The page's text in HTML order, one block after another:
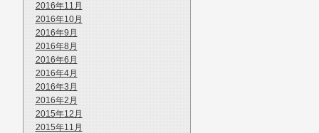
2016年11月
2016年10月
2016年9月
2016年8月
2016年6月
2016年4月
2016年3月
2016年2月
2015年12月
2015年11月